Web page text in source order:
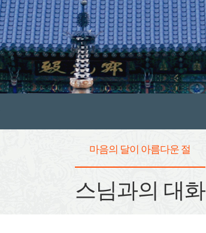
마음의 달이 아름다운 절
스님과의 대화